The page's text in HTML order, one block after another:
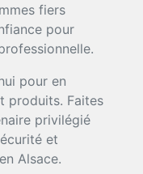
fiers
pour
pour en
produits. Faites
privilégié
et
Alsace.